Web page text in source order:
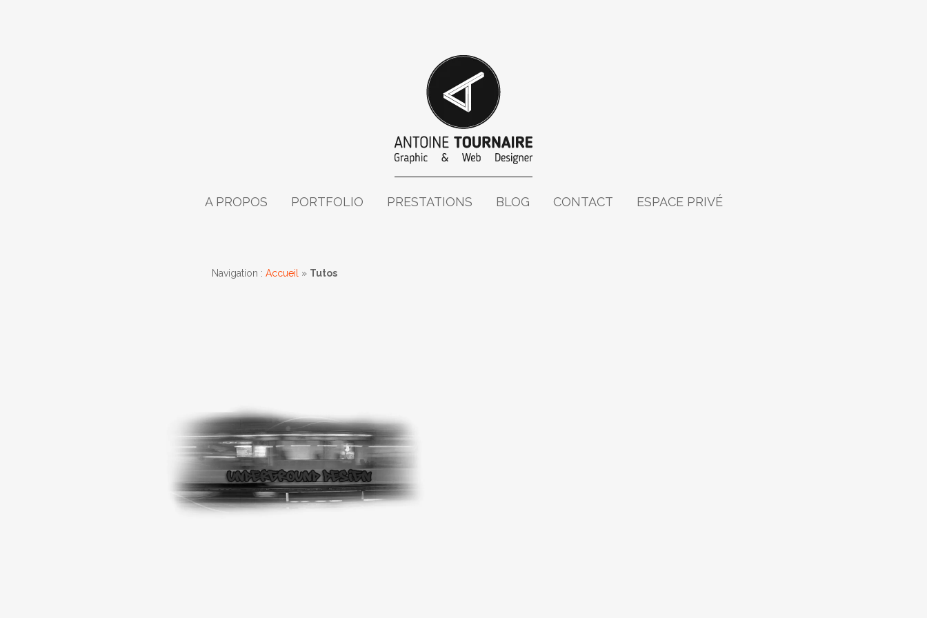
A PROPOS PORTFOLIO PRESTATIONS BLOG CONTACT ESPACE PRIVÉ
Navigation :Accueil » Tutos